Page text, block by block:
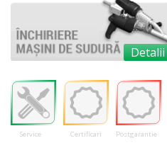
Detalii
Service Certificari Postgarantie